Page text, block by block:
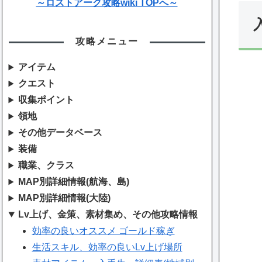
～ロストアーク攻略wiki TOPへ～
攻略メニュー
アイテム
クエスト
収集ポイント
領地
その他データベース
装備
職業、クラス
MAP別詳細情報(航海、島)
MAP別詳細情報(大陸)
Lv上げ、金策、素材集め、その他攻略情報
効率の良いオススメ ゴールド稼ぎ
生活スキル、効率の良いLv上げ場所